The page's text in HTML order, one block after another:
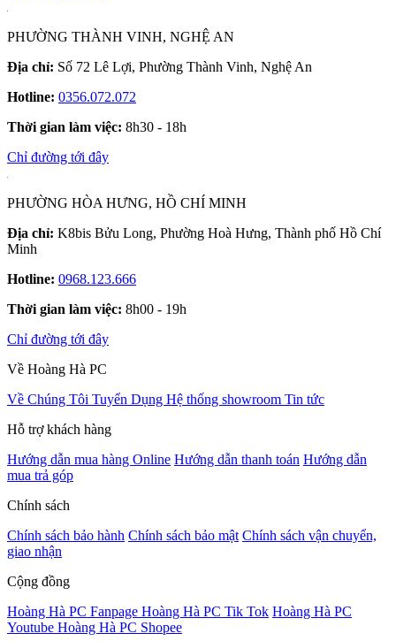
PHƯỜNG THÀNH VINH, NGHỆ AN
Địa chỉ: Số 72 Lê Lợi, Phường Thành Vinh, Nghệ An
Hotline: 0356.072.072
Thời gian làm việc: 8h30 - 18h
Chỉ đường tới đây
PHƯỜNG HÒA HƯNG, HỒ CHÍ MINH
Địa chỉ: K8bis Bửu Long, Phường Hoà Hưng, Thành phố Hồ Chí
Minh
Hotline: 0968.123.666
Thời gian làm việc: 8h00 - 19h
Chỉ đường tới đây
Về Hoàng Hà PC
Về Chúng Tôi Tuyển Dụng Hệ thống showroom Tin tức
Hỗ trợ khách hàng
Hướng dẫn mua hàng Online Hướng dẫn thanh toán Hướng dẫn
mua trả góp
Chính sách
Chính sách bảo hành Chính sách bảo mật Chính sách vận chuyển,
giao nhận
Cộng đồng
Hoàng Hà PC Fanpage Hoàng Hà PC Tik Tok Hoàng Hà PC
Youtube Hoàng Hà PC Shopee